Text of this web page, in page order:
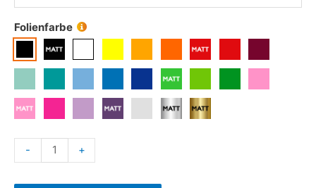
Folienfarbe
- +